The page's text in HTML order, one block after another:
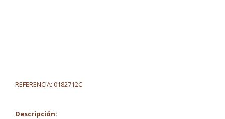
REFERENCIA: 0182712C
Descripción: